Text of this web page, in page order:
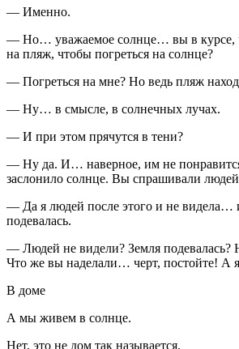
— Именно.
— Но… уважаемое солнце… вы в курсе,
на пляж, чтобы погреться на солнце?
— Погреться на мне? Но ведь пляж
— Ну… в смысле, в солнечных лучах.
— И при этом прячутся в тени?
— Ну да. И… наверное, им не
заслонило солнце. Вы спрашивали
— Да я людей после этого и не видела…
подевалась.
— Людей не видели? Земля подевалась?
Что же вы наделали… черт, постойте! А я
В доме
А мы живем в солнце.
Нет, это не дом так называется.